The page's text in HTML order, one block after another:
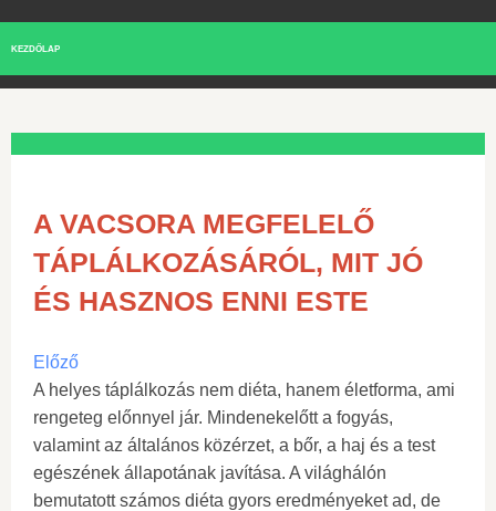
KEZDŐLAP
A VACSORA MEGFELELŐ
TÁPLÁLKOZÁSÁRÓL, MIT JÓ
ÉS HASZNOS ENNI ESTE
Előző
A helyes táplálkozás nem diéta, hanem életforma, ami
rengeteg előnnyel jár. Mindenekelőtt a fogyás,
valamint az általános közérzet, a bőr, a haj és a test
egészének állapotának javítása. A világhálón
bemutatott számos diéta gyors eredményeket ad, de